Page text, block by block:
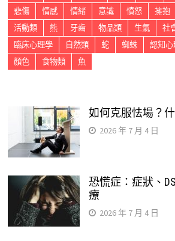
悲傷
情感 情緒 意識 憤怒 擁抱
活動類
熊 牙齒 物品類 生氣 社
臨床心理學
自然類 蛇 蜘蛛 認知心
顏色
食物類 魚
如何克服怯場？
2026 年 7 月 4 日
恐慌症：症狀、
療
2026 年 7 月 4 日